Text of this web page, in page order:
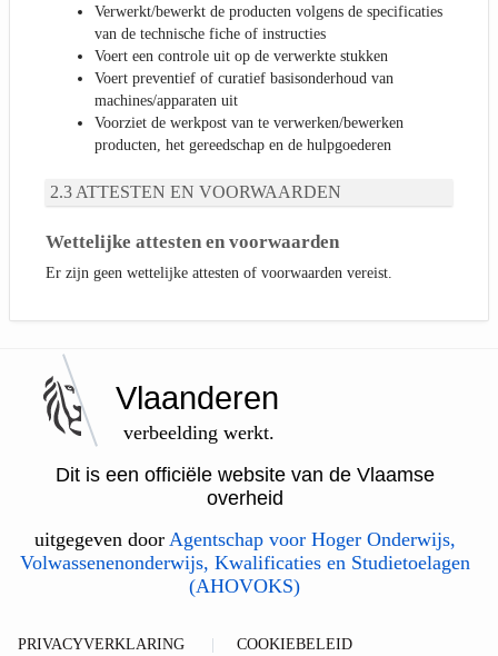
Verwerkt/bewerkt de producten volgens de specificaties
van de technische fiche of instructies
Voert een controle uit op de verwerkte stukken
Voert preventief of curatief basisonderhoud van
machines/apparaten uit
Voorziet de werkpost van te verwerken/bewerken
producten, het gereedschap en de hulpgoederen
ATTESTEN EN VOORWAARDEN
Wettelijke attesten en voorwaarden
Er zijn geen wettelijke attesten of voorwaarden vereist.
Vlaanderen
verbeelding werkt.
Dit is een officiële website van de Vlaamse
overheid
uitgegeven door Agentschap voor Hoger Onderwijs,
Volwassenenonderwijs, Kwalificaties en Studietoelagen
(AHOVOKS)
PRIVACYVERKLARING
COOKIEBELEID